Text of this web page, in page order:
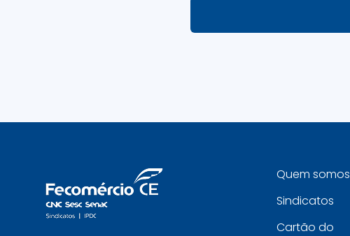
Quem somos
Sindicatos
Cartão do